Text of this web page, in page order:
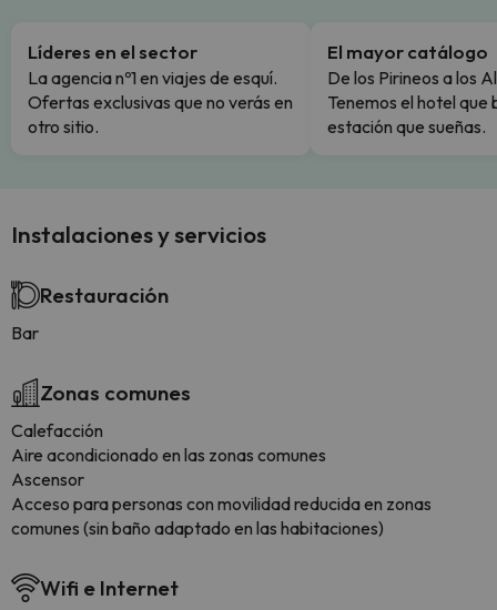
Líderes en el sector
La agencia nº1 en viajes de esquí.
Ofertas exclusivas que no verás en
otro sitio.
El mayor catálogo
De los Pirineos a los
Tenemos el hotel que
estación que sueñas.
Instalaciones y servicios
Restauración
Bar
Zonas comunes
Calefacción
Aire acondicionado en las zonas comunes
Ascensor
Acceso para personas con movilidad reducida en zonas
comunes (sin baño adaptado en las habitaciones)
Wifi e Internet